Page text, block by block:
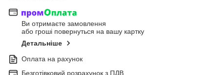
Ви отримаєте замовлення
або гроші повернуться на вашу картку
Детальніше
Оплата на рахунок
Безготівковий розрахунок з ПДВ